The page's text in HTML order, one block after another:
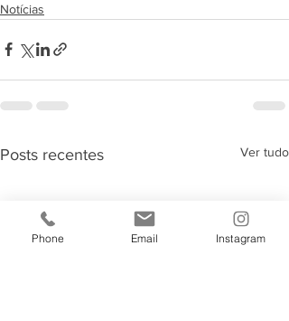
Notícias
Posts recentes Ver tudo
Phone Email Instagram